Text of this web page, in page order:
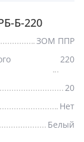
Б-220
ЗОМ ППР
220
20
Нет
Белый